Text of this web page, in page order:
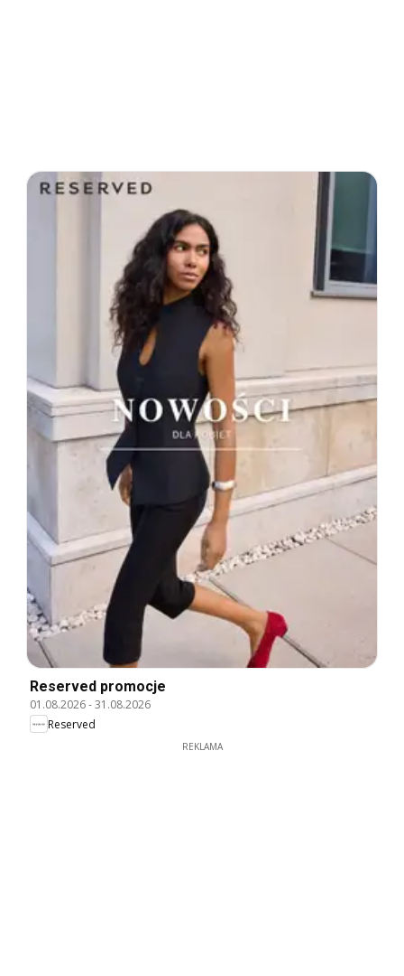
Reserved promocje
01.08.2026-31.08.2026
Reserved
REKLAMA